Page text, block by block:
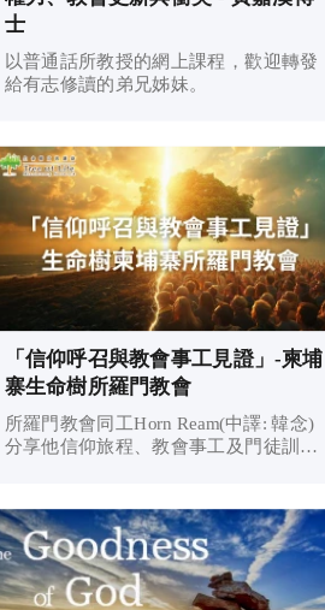
士
以普通話所教授的網上課程，歡迎轉發
給有志修讀的弟兄姊妹。
「信仰呼召與教會事工見證」-柬埔
寨生命樹所羅門教會
所羅門教會同工Horn Ream(中譯: 韓念)
分享他信仰旅程、教會事工及門徒訓練
Kheng Va牧師、Soneat傳道一同服侍
主，見證神在生命和教會裡的作為。 影
片...